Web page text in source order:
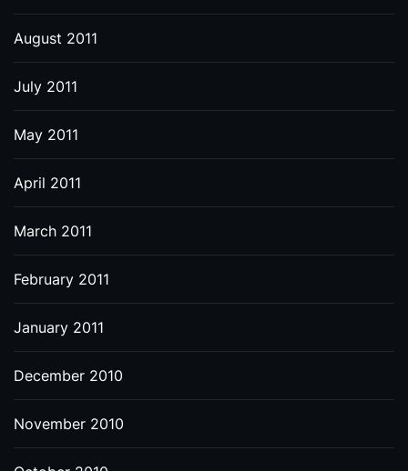
August 2011
July 2011
May 2011
April 2011
March 2011
February 2011
January 2011
December 2010
November 2010